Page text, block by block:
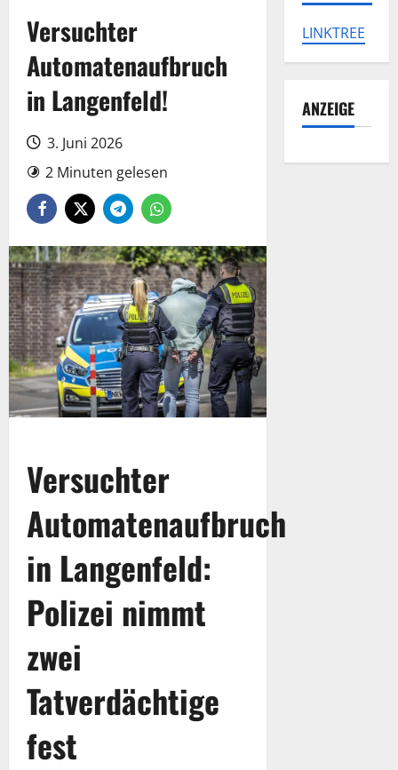
Versuchter
Automatenaufbruch
in Langenfeld!
3. Juni 2026
2 Minuten gelesen
Versuchter
Automatenaufbruch
in Langenfeld:
Polizei nimmt
zwei
Tatverdächtige
fest
LINKTREE
ANZEIGE